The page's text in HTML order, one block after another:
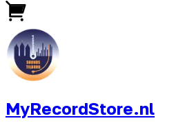
MyRecordStore.nl